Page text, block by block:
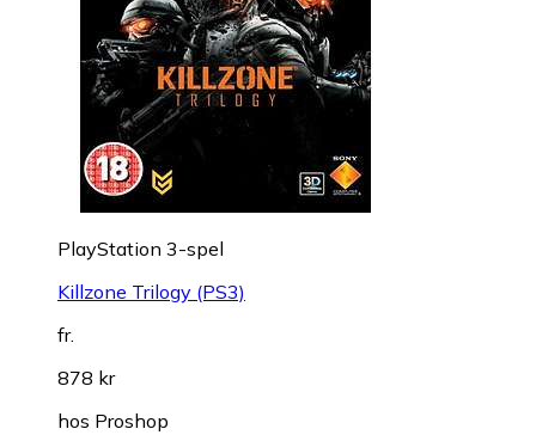
PlayStation 3-spel
Killzone Trilogy (PS3)
fr.
878 kr
hos Proshop